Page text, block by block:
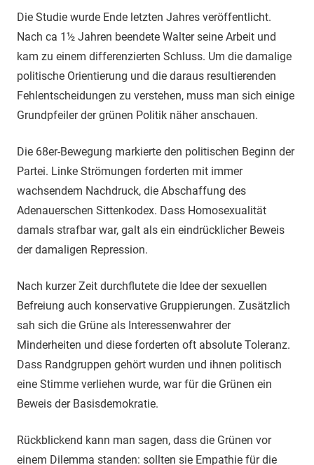
Die Studie wurde Ende letzten Jahres veröffentlicht.
Nach ca 1½ Jahren beendete Walter seine Arbeit und
kam zu einem differenzierten Schluss. Um die damalige
politische Orientierung und die daraus resultierenden
Fehlentscheidungen zu verstehen, muss man sich einige
Grundpfeiler der grünen Politik näher anschauen.
Die 68er-Bewegung markierte den politischen Beginn der
Partei. Linke Strömungen forderten mit immer
wachsendem Nachdruck, die Abschaffung des
Adenauerschen Sittenkodex. Dass Homosexualität
damals strafbar war, galt als ein eindrücklicher Beweis
der damaligen Repression.
Nach kurzer Zeit durchflutete die Idee der sexuellen
Befreiung auch konservative Gruppierungen. Zusätzlich
sah sich die Grüne als Interessenwahrer der
Minderheiten und diese forderten oft absolute Toleranz.
Dass Randgruppen gehört wurden und ihnen politisch
eine Stimme verliehen wurde, war für die Grünen ein
Beweis der Basisdemokratie.
Rückblickend kann man sagen, dass die Grünen vor
einem Dilemma standen: sollten sie Empathie für die